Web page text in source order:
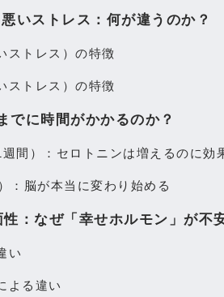
いストレス：何が違うのか？
ストレス）の特徴
ストレス）の特徴
でに時間がかかるのか？
間）：セロトニンは増えるのに効
：脳が本当に変わり始める
：なぜ「幸せホルモン」が不
い
よる違い